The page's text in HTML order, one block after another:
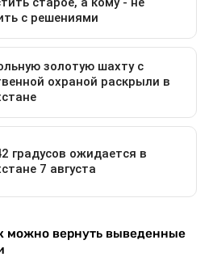
можно вернуть выведенные